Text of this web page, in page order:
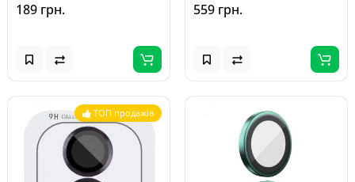
189 грн. 559 грн.
ТОП продажів